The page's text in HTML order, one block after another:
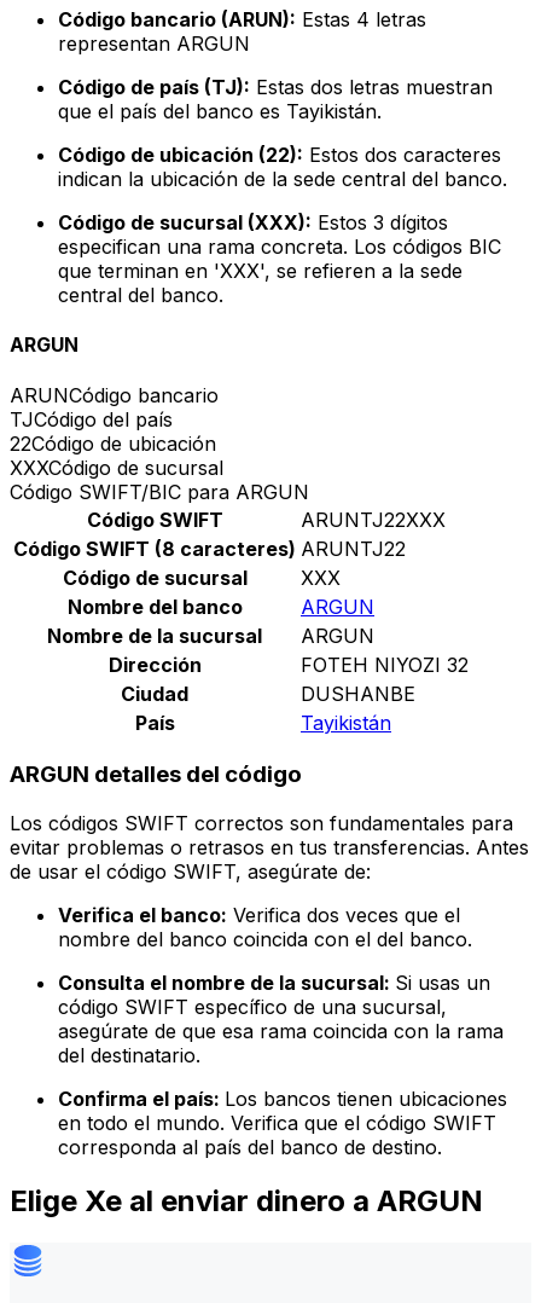
Código bancario (ARUN): Estas 4 letras
representan ARGUN
Código de país (TJ): Estas dos letras muestran
que el país del banco es Tayikistán.
Código de ubicación (22): Estos dos caracteres
indican la ubicación de la sede central del banco.
Código de sucursal (XXX): Estos 3 dígitos
especifican una rama concreta. Los códigos BIC
que terminan en 'XXX', se refieren a la sede
central del banco.
ARGUN
ARUNCódigo bancario
TJCódigo del país
22Código de ubicación
XXXCódigo de sucursal
Código SWIFT/BIC para ARGUN
Código SWIFT
ARUNTJ22XXX
Código SWIFT (8 caracteres) ARUNTJ22
Código de sucursal
XXX
Nombre del banco
ARGUN
Nombre de la sucursal
ARGUN
Dirección
FOTEH NIYOZI 32
Ciudad
DUSHANBE
País
Tayikistán
ARGUN detalles del código
Los códigos SWIFT correctos son fundamentales para
evitar problemas o retrasos en tus transferencias. Antes
de usar el código SWIFT, asegúrate de:
Verifica el banco: Verifica dos veces que el
nombre del banco coincida con el del banco.
Consulta el nombre de la sucursal: Si usas un
código SWIFT específico de una sucursal,
asegúrate de que esa rama coincida con la rama
del destinatario.
Confirma el país: Los bancos tienen ubicaciones
en todo el mundo. Verifica que el código SWIFT
corresponda al país del banco de destino.
Elige Xe al enviar dinero a ARGUN